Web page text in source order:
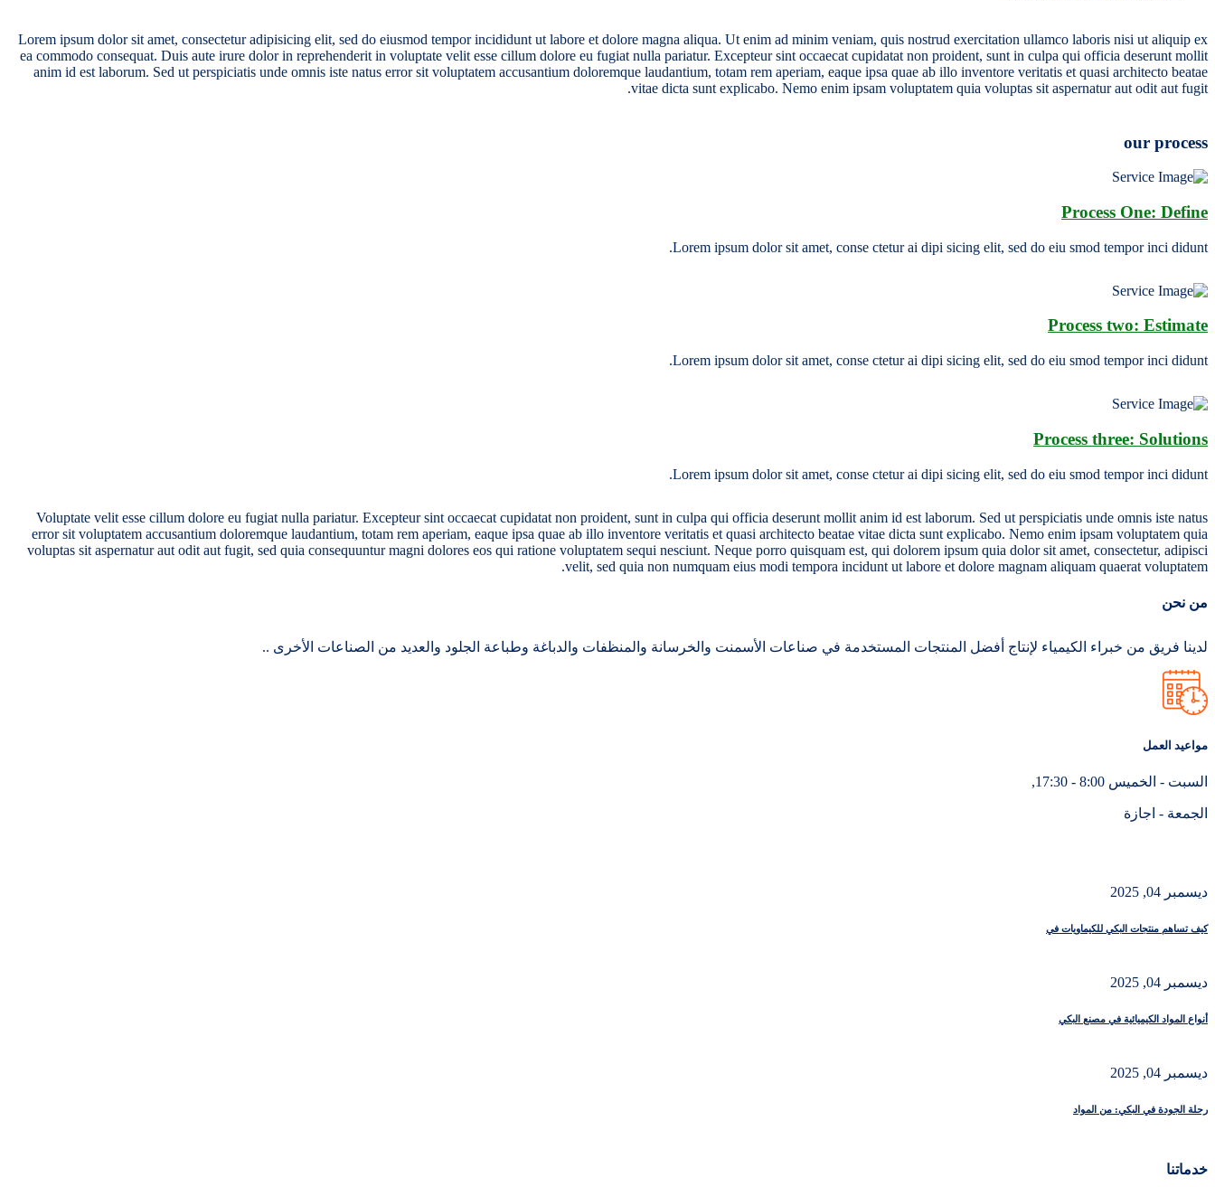
Lorem ipsum dolor sit amet, consectetur adipisicing elit, sed do eiusmod tempor incididunt ut labore et dolore magna aliqua. Ut enim ad minim veniam, quis nostrud exercitation ullamco laboris nisi ut aliquip ex
ea commodo consequat. Duis aute irure dolor in reprehenderit in voluptate velit esse cillum dolore eu fugiat nulla pariatur. Excepteur sint occaecat cupidatat non proident, sunt in culpa qui officia deserunt mollit
anim id est laborum. Sed ut perspiciatis unde omnis iste natus error sit voluptatem accusantium doloremque laudantium, totam rem aperiam, eaque ipsa quae ab illo inventore veritatis et quasi architecto beatae
vitae dicta sunt explicabo. Nemo enim ipsam voluptatem quia voluptas sit aspernatur aut odit aut fugit.
our process
Process One: Define
Lorem ipsum dolor sit amet, conse ctetur ai dipi sicing elit, sed do eiu smod tempor inci didunt.
Process two: Estimate
Lorem ipsum dolor sit amet, conse ctetur ai dipi sicing elit, sed do eiu smod tempor inci didunt.
Process three: Solutions
Lorem ipsum dolor sit amet, conse ctetur ai dipi sicing elit, sed do eiu smod tempor inci didunt.
Voluptate velit esse cillum dolore eu fugiat nulla pariatur. Excepteur sint occaecat cupidatat non proident, sunt in culpa qui officia deserunt mollit anim id est laborum. Sed ut perspiciatis unde omnis iste natus
error sit voluptatem accusantium doloremque laudantium, totam rem aperiam, eaque ipsa quae ab illo inventore veritatis et quasi architecto beatae vitae dicta sunt explicabo. Nemo enim ipsam voluptatem quia
voluptas sit aspernatur aut odit aut fugit, sed quia consequuntur magni dolores eos qui ratione voluptatem sequi nesciunt. Neque porro quisquam est, qui dolorem ipsum quia dolor sit amet, consectetur, adipisci
velit, sed quia non numquam eius modi tempora incidunt ut labore et dolore magnam aliquam quaerat voluptatem.
من نحن
لدينا فريق من خبراء الكيمياء لإنتاج أفضل المنتجات المستخدمة في صناعات الأسمنت والخرسانة والمنظفات والدباغة وطباعة الجلود والعديد من الصناعات الأخرى ..
مواعيد العمل
السبت - الخميس 8:00 - 17:30,
الجمعة - اجازة
ديسمبر 04, 2025
كيف تساهم منتجات البكي للكيماويات في
ديسمبر 04, 2025
أنواع المواد الكيميائية في مصنع البكي
ديسمبر 04, 2025
رحلة الجودة في البكي: من المواد
خدماتنا